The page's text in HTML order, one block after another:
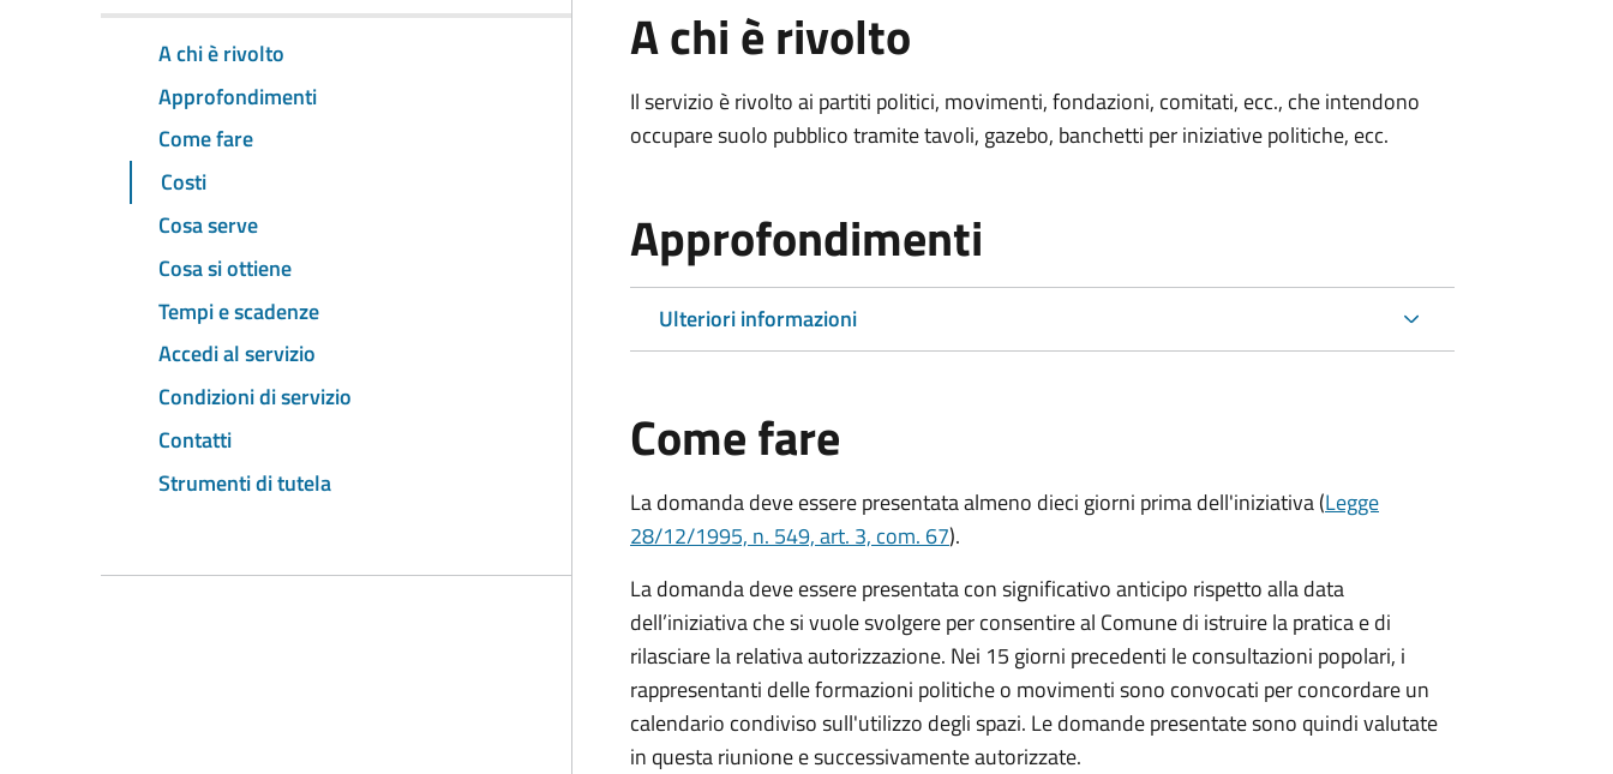
A chi è rivolto
Approfondimenti
Come fare
Costi
Cosa serve
Cosa si ottiene
Tempi e scadenze
Accedi al servizio
Condizioni di servizio
Contatti
Strumenti di tutela
A chi è rivolto
Il servizio è rivolto ai partiti politici, movimenti, fondazioni, comitati, ecc., che intendono
occupare suolo pubblico tramite tavoli, gazebo, banchetti per iniziative politiche, ecc.
Approfondimenti
Ulteriori informazioni
Come fare
La domanda deve essere presentataalmeno dieci giorni primadell'iniziativa (Legge
28/12/1995, n. 549, art. 3, com. 67).
La domanda deve essere presentata con significativo anticipo rispetto alla data
dell’iniziativa che si vuole svolgere per consentire al Comune di istruire la pratica e di
rilasciare la relativa autorizzazione. Nei 15 giorni precedenti le consultazioni popolari, i
rappresentanti delle formazioni politiche o movimenti sono convocati per concordare un
calendario condiviso sull'utilizzo degli spazi. Le domande presentate sono quindi valutate
in questa riunione e successivamente autorizzate.